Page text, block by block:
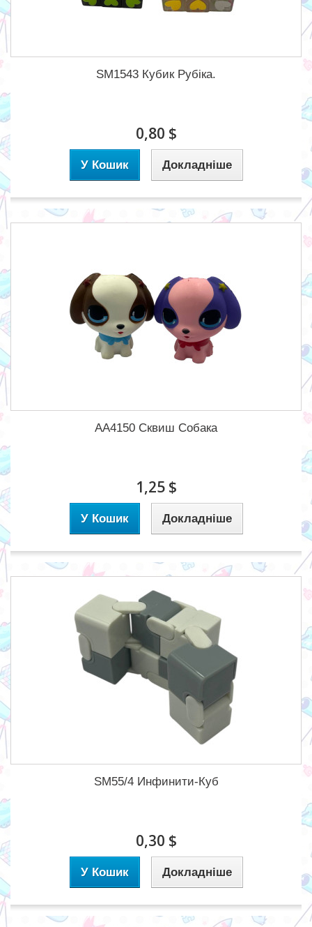
SM1543 Кубик Рубіка.
0,80 $
У Кошик Докладніше
AA4150 Сквиш Собака
1,25 $
У Кошик Докладніше
SM55/4 Инфинити-Куб
0,30 $
У Кошик Докладніше